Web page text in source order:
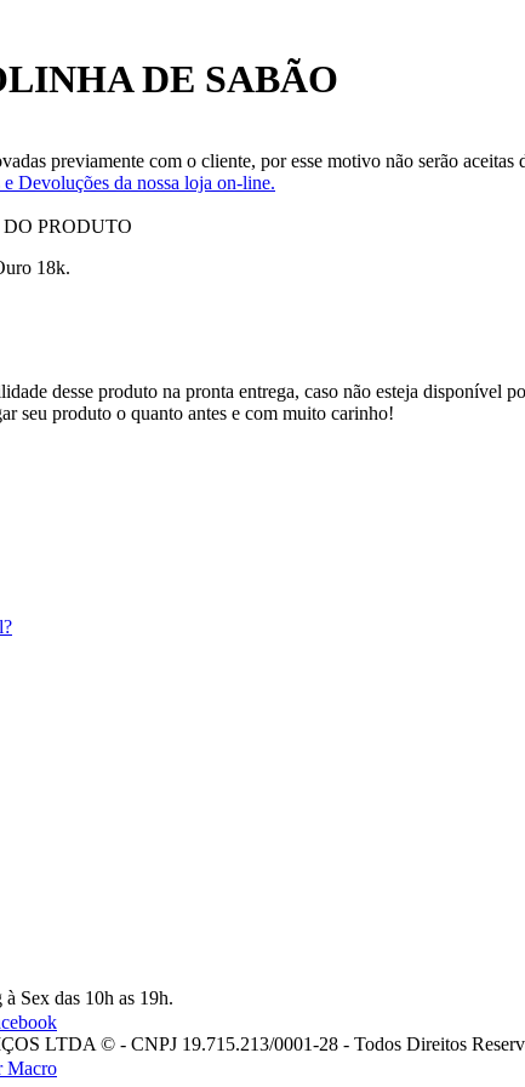
DE SABÃO
previamente com o cliente, por esse motivo não serão
Devoluções da nossa loja on-line.
PRODUTO
18k.
desse produto na pronta entrega, caso não esteja disponível
seu produto o quanto antes e com muito carinho!
à Sex das 10h as 19h.
LTDA © - CNPJ 19.715.213/0001-28 - Todos Direitos
Macro